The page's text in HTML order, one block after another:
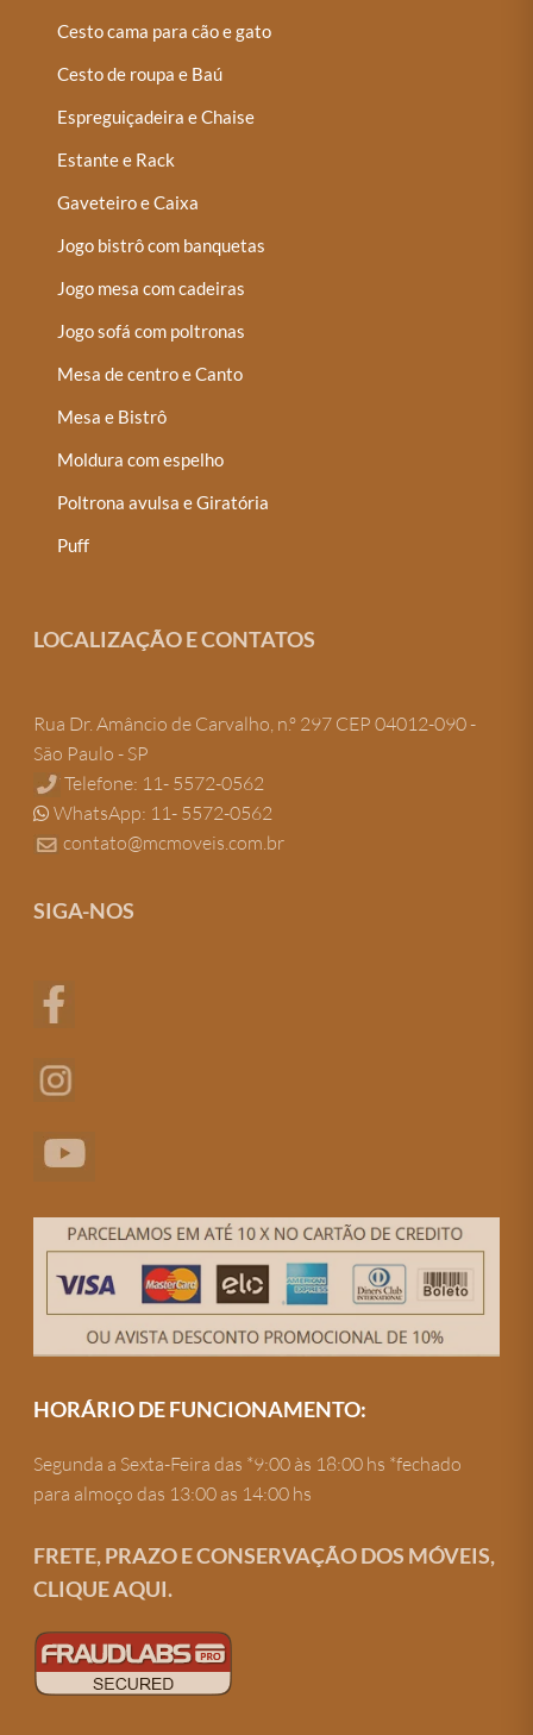
Cesto cama para cão e gato
Cesto de roupa e Baú
Espreguiçadeira e Chaise
Estante e Rack
Gaveteiro e Caixa
Jogo bistrô com banquetas
Jogo mesa com cadeiras
Jogo sofá com poltronas
Mesa de centro e Canto
Mesa e Bistrô
Moldura com espelho
Poltrona avulsa e Giratória
Puff
LOCALIZAÇÃO E CONTATOS
Rua Dr. Amâncio de Carvalho, n.º 297 CEP 04012-090 -
São Paulo - SP
Telefone: 11- 5572-0562
WhatsApp: 11- 5572-0562
contato@mcmoveis.com.br
SIGA-NOS
HORÁRIO DE FUNCIONAMENTO:
Segunda a Sexta-Feira das *9:00 às 18:00 hs *fechado
para almoço das 13:00 as 14:00 hs
FRETE, PRAZO E CONSERVAÇÃO DOS MÓVEIS,
CLIQUE AQUI.